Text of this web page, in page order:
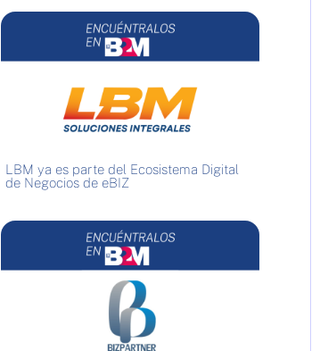
LBM ya es parte del Ecosistema Digital
de Negocios de eBIZ